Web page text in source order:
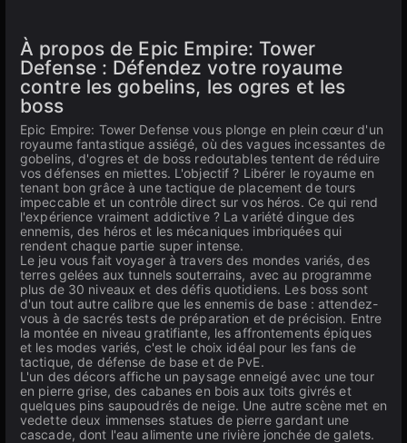
À propos de Epic Empire: Tower
Defense : Défendez votre royaume
contre les gobelins, les ogres et les
boss
Epic Empire: Tower Defense vous plonge en plein cœur d'un
royaume fantastique assiégé, où des vagues incessantes de
gobelins, d'ogres et de boss redoutables tentent de réduire
vos défenses en miettes. L'objectif ? Libérer le royaume en
tenant bon grâce à une tactique de placement de tours
impeccable et un contrôle direct sur vos héros. Ce qui rend
l'expérience vraiment addictive ? La variété dingue des
ennemis, des héros et les mécaniques imbriquées qui
rendent chaque partie super intense.
Le jeu vous fait voyager à travers des mondes variés, des
terres gelées aux tunnels souterrains, avec au programme
plus de 30 niveaux et des défis quotidiens. Les boss sont
d'un tout autre calibre que les ennemis de base : attendez-
vous à de sacrés tests de préparation et de précision. Entre
la montée en niveau gratifiante, les affrontements épiques
et les modes variés, c'est le choix idéal pour les fans de
tactique, de défense de base et de PvE.
L'un des décors affiche un paysage enneigé avec une tour
en pierre grise, des cabanes en bois aux toits givrés et
quelques pins saupoudrés de neige. Une autre scène met en
vedette deux immenses statues de pierre gardant une
cascade, dont l'eau alimente une rivière jonchée de galets.